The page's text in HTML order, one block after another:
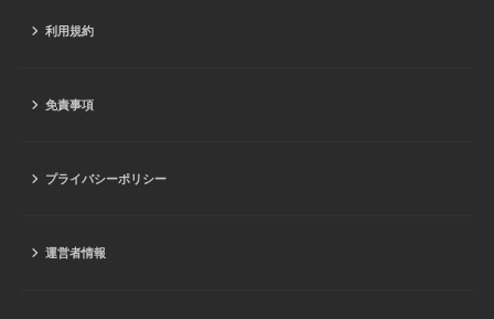
利用規約
免責事項
プライバシーポリシー
運営者情報